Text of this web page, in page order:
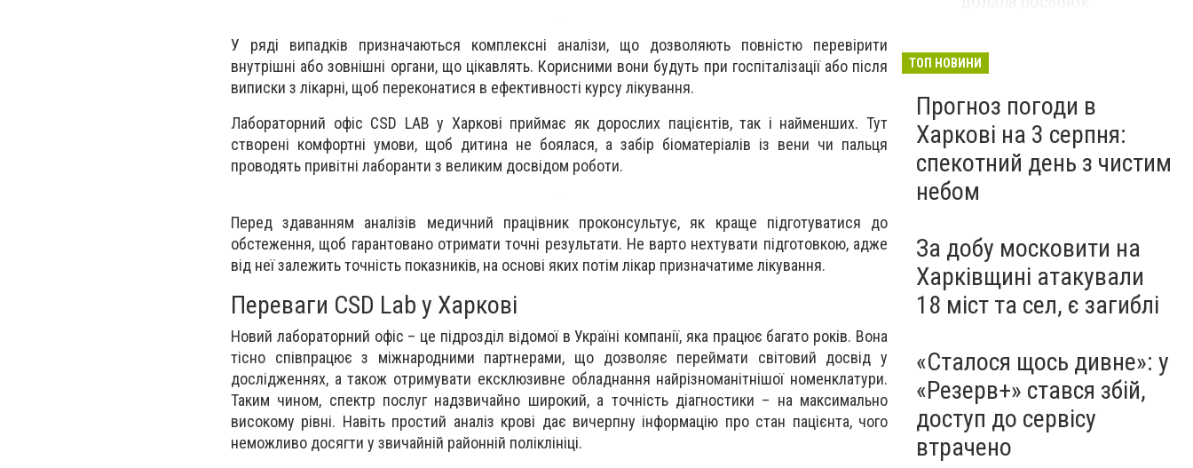
У ряді випадків призначаються комплексні аналізи, що дозволяють повністю перевірити
внутрішні або зовнішні органи, що цікавлять. Корисними вони будуть при госпіталізації або після
виписки з лікарні, щоб переконатися в ефективності курсу лікування.
Лабораторний офіс CSD LAB у Харкові приймає як дорослих пацієнтів, так і найменших. Тут
створені комфортні умови, щоб дитина не боялася, а забір біоматеріалів із вени чи пальця
проводять привітні лаборанти з великим досвідом роботи.
Перед здаванням аналізів медичний працівник проконсультує, як краще підготуватися до
обстеження, щоб гарантовано отримати точні результати. Не варто нехтувати підготовкою, адже
від неї залежить точність показників, на основі яких потім лікар призначатиме лікування.
Переваги CSD Lab у Харкові
Новий лабораторний офіс – це підрозділ відомої в Україні компанії, яка працює багато років. Вона
тісно співпрацює з міжнародними партнерами, що дозволяє переймати світовий досвід у
дослідженнях, а також отримувати ексклюзивне обладнання найрізноманітнішої номенклатури.
Таким чином, спектр послуг надзвичайно широкий, а точність діагностики – на максимально
високому рівні. Навіть простий аналіз крові дає вичерпну інформацію про стан пацієнта, чого
неможливо досягти у звичайній районній поліклініці.
ТОП НОВИНИ
Прогноз погоди в
Харкові на 3 серпня:
спекотний день з чистим
небом
За добу московити на
Харківщині атакували
18 міст та сел, є загиблі
«Сталося щось дивне»: у
«Резерв+» стався збій,
доступ до сервісу
втрачено